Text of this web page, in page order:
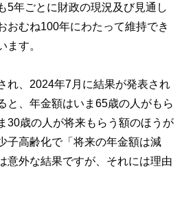
5年ごとに財政の現況及び見通し
おむね100年にわたって維持でき
ます。
れ、2024年7月に結果が発表され
と、年金額はいま65歳の人がもら
30歳の人が将来もらう額のほうが
子高齢化で「将来の年金額は減
意外な結果ですが、それには理由